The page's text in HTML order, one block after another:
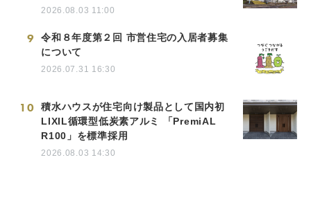
2026.08.03 11:00
9
令和８年度第２回 市営住宅の入居者募集
について
2026.07.31 16:30
10
積水ハウスが住宅向け製品として国内初
LIXIL循環型低炭素アルミ 「PremiAL
R100」を標準採用
2026.08.03 14:30